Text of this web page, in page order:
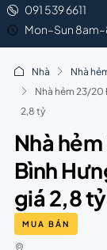
091 539 6611
Mon–Sun
Nhà
Nhà
Nhà hẻm 23/20
2,8 tỷ
Nhà
Bình
giá 2,8 tỷ
MUA BÁN